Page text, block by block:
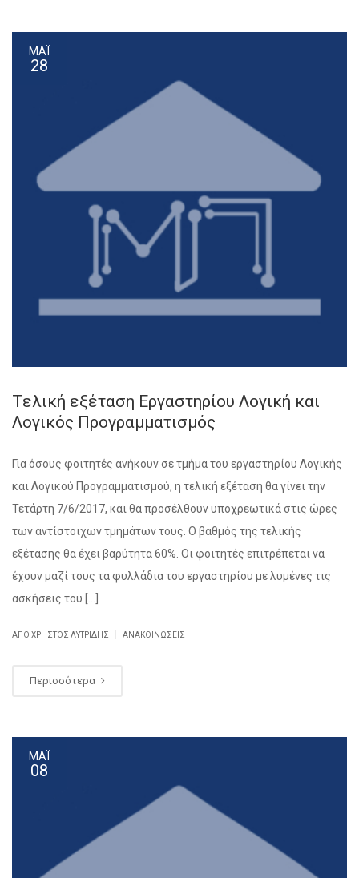
ΜΆΙ
28
Τελική εξέταση Εργαστηρίου Λογική και
Λογικός Προγραμματισμός
Για όσους φοιτητές ανήκουν σε τμήμα του εργαστηρίου Λογικής
και Λογικού Προγραμματισμού, η τελική εξέταση θα γίνει την
Τετάρτη 7/6/2017, και θα προσέλθουν υποχρεωτικά στις ώρες
των αντίστοιχων τμημάτων τους. Ο βαθμός της τελικής
εξέτασης θα έχει βαρύτητα 60%. Οι φοιτητές επιτρέπεται να
έχουν μαζί τους τα φυλλάδια του εργαστηρίου με λυμένες τις
ασκήσεις του […]
ΑΠΌ ΧΡΉΣΤΟΣ ΛΥΤΡΊΔΗΣ ΑΝΑΚΟΙΝΏΣΕΙΣ
Περισσότερα
ΜΆΙ
08